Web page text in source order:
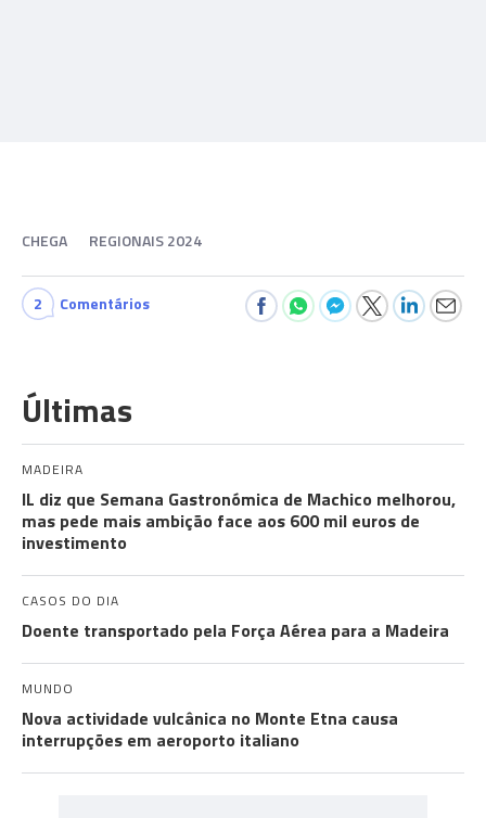
CHEGA REGIONAIS 2024
2 Comentários
Últimas
MADEIRA
IL diz que Semana Gastronómica de Machico melhorou,
mas pede mais ambição face aos 600 mil euros de
investimento
CASOS DO DIA
Doente transportado pela Força Aérea para a Madeira
MUNDO
Nova actividade vulcânica no Monte Etna causa
interrupções em aeroporto italiano